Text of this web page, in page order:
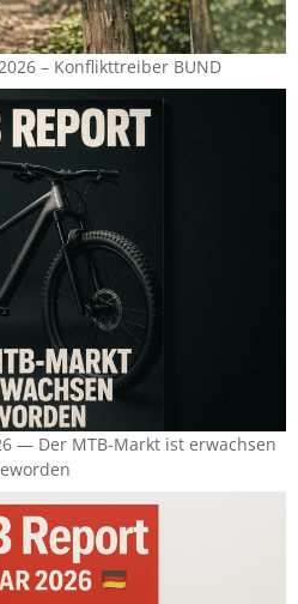
– Konflikttreiber BUND
— Der MTB-Markt ist erwachsen